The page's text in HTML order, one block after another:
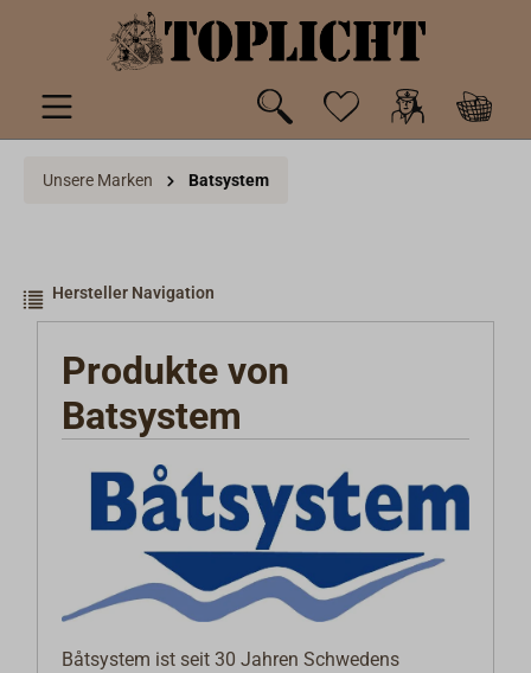
springen
Unsere Marken Batsystem
Hersteller Navigation
Produkte von
Batsystem
Båtsystem ist seit 30 Jahren Schwedens